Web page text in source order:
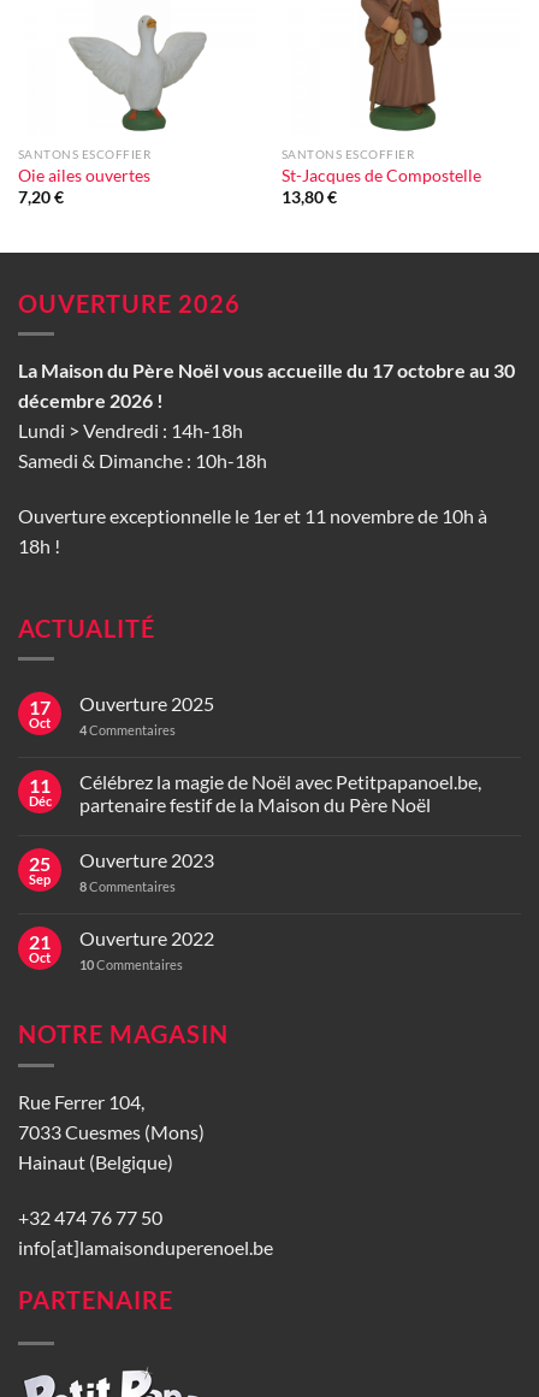
SANTONS ESCOFFIER
Oie ailes ouvertes
7,20€
SANTONS ESCOFFIER
St-Jacques de Compostelle
13,80€
OUVERTURE 2026
La Maison du Père Noël vous accueille du 17 octobre au 30
décembre 2026 !
Lundi > Vendredi : 14h-18h
Samedi & Dimanche : 10h-18h
Ouverture exceptionnelle le 1er et 11 novembre de 10h à
18h !
ACTUALITÉ
17
Oct
Ouverture 2025
4Commentaires
11
Déc
Célébrez la magie de Noël avec Petitpapanoel.be,
partenaire festif de la Maison du Père Noël
25
Sep
Ouverture 2023
8Commentaires
21
Oct
Ouverture 2022
10Commentaires
NOTRE MAGASIN
Rue Ferrer 104,
7033 Cuesmes (Mons)
Hainaut (Belgique)
+32 474 76 77 50
info[at]lamaisonduperenoel.be
PARTENAIRE